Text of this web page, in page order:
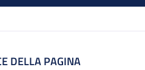
DELLA PAGINA